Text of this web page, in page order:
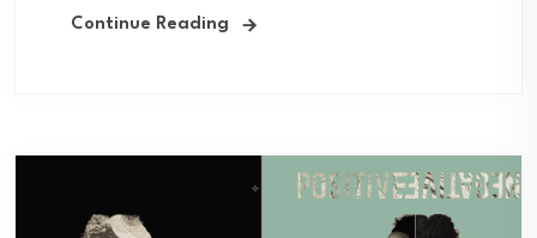
Continue Reading